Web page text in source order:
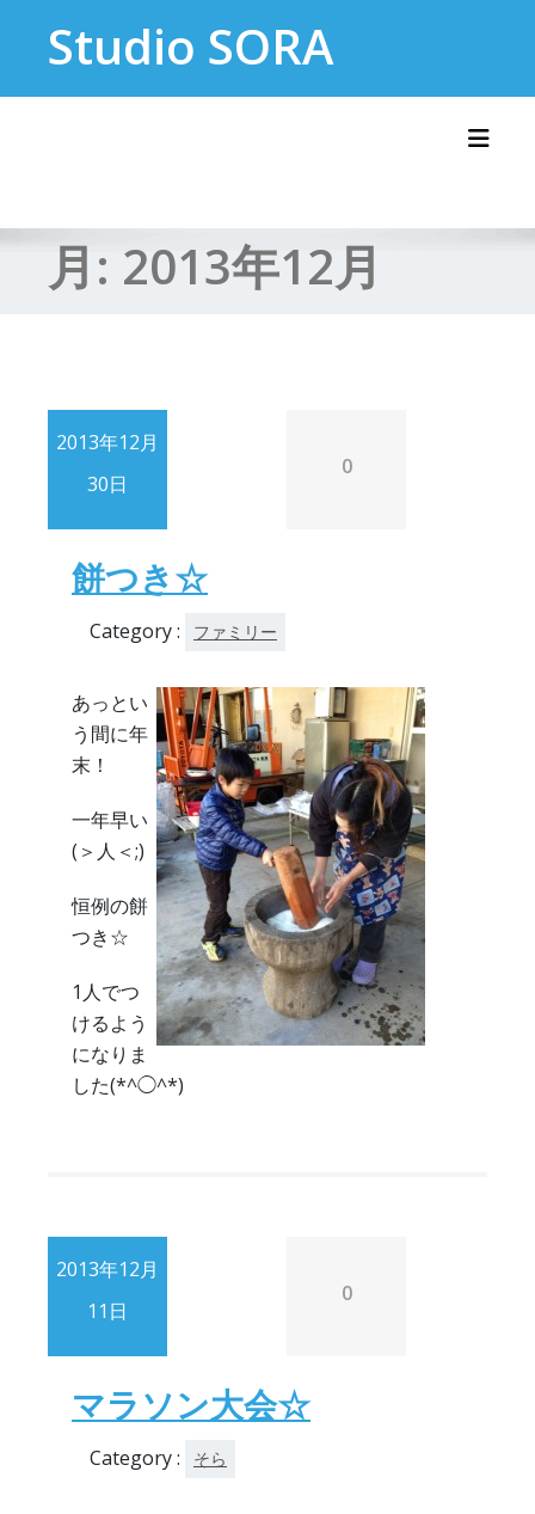
contentStudio SORA
月: 2013年12月
2013年12月
30日
0
餅つき☆
Category : ファミリー
あっとい
う間に年
末！
一年早い
(＞人＜;)
恒例の餅
つき☆
1人でつ
けるよう
になりま
した(*^◯^*)
2013年12月
11日
0
マラソン大会☆
Category : そら